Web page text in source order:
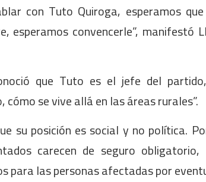
con Tuto Quiroga, esperamos
esperamos convencerle”,
que Tuto es el jefe del
cómo se vive allá en las áreas rurales”.
su posición es social y no política.
carecen de seguro
para las personas afectadas por